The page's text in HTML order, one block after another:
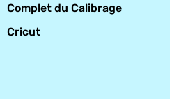
Complet du Calibrage
Cricut